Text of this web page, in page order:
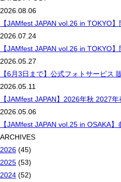
2026.08.06
【JAMfest JAPAN vol.26 in TOKYO
2026.07.24
【JAMfest JAPAN vol.26 in TOKYO
2026.05.27
【6月3日まで】公式フォトサービス
2026.05.11
【JAMfest JAPAN】2026年秋 2027
2026.05.06
【JAMfest JAPAN vol.25 in OSAKA
ARCHIVES
2026 (45)
2025 (53)
2024 (52)